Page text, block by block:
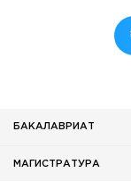
БАКАЛАВРИАТ
МАГИСТРАТУРА